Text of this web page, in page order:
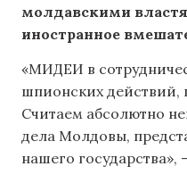
молдавскими
иностранное
«МИДЕИ в
шпионских действий,
Считаем абсолютно
дела Молдовы,
нашего